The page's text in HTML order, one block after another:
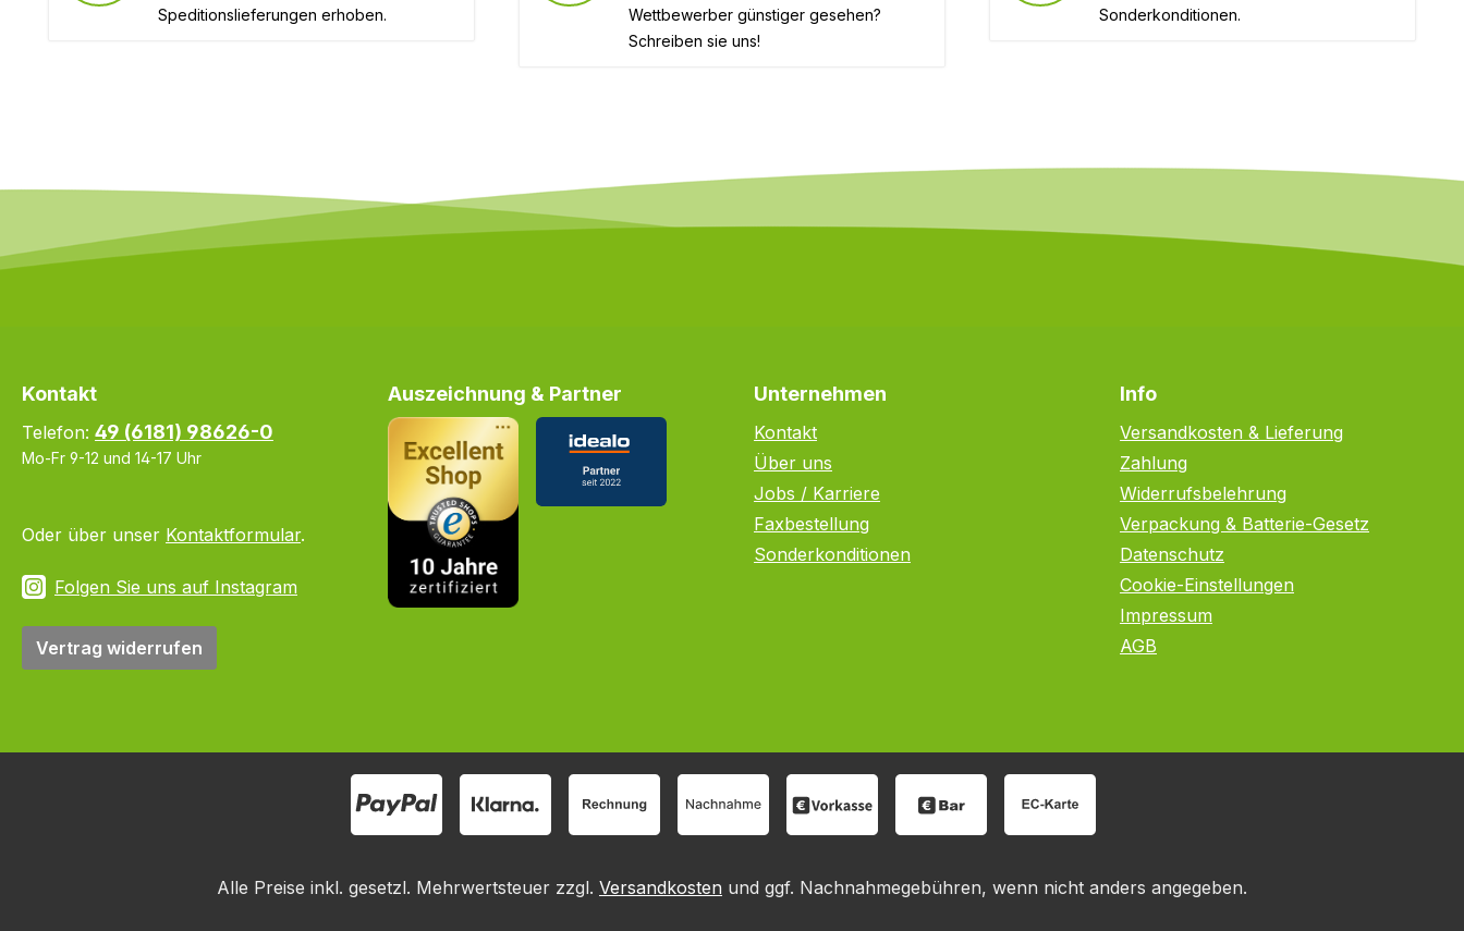
Speditionslieferungen erhoben.
Wettbewerber günstiger gesehen?
Schreiben sie uns!
Sonderkonditionen.
Kontakt
Telefon: 49 (6181) 98626-0
Mo-Fr 9-12 und 14-17 Uhr
Oder über unser Kontaktformular.
Folgen Sie uns auf Instagram
Vertrag widerrufen
Auszeichnung & Partner Unternehmen
Kontakt
Über uns
Jobs / Karriere
Faxbestellung
Sonderkonditionen
Info
Versandkosten & Lieferung
Zahlung
Widerrufsbelehrung
Verpackung & Batterie-Gesetz
Datenschutz
Cookie-Einstellungen
Impressum
AGB
Alle Preise inkl. gesetzl. Mehrwertsteuer zzgl. Versandkosten und ggf. Nachnahmegebühren, wenn nicht anders angegeben.